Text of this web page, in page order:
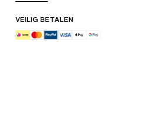
VEILIG BETALEN